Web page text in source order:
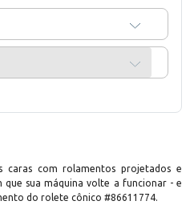
caras com rolamentos projetados e
que sua máquina volte a funcionar - e
do rolete cônico #86611774.